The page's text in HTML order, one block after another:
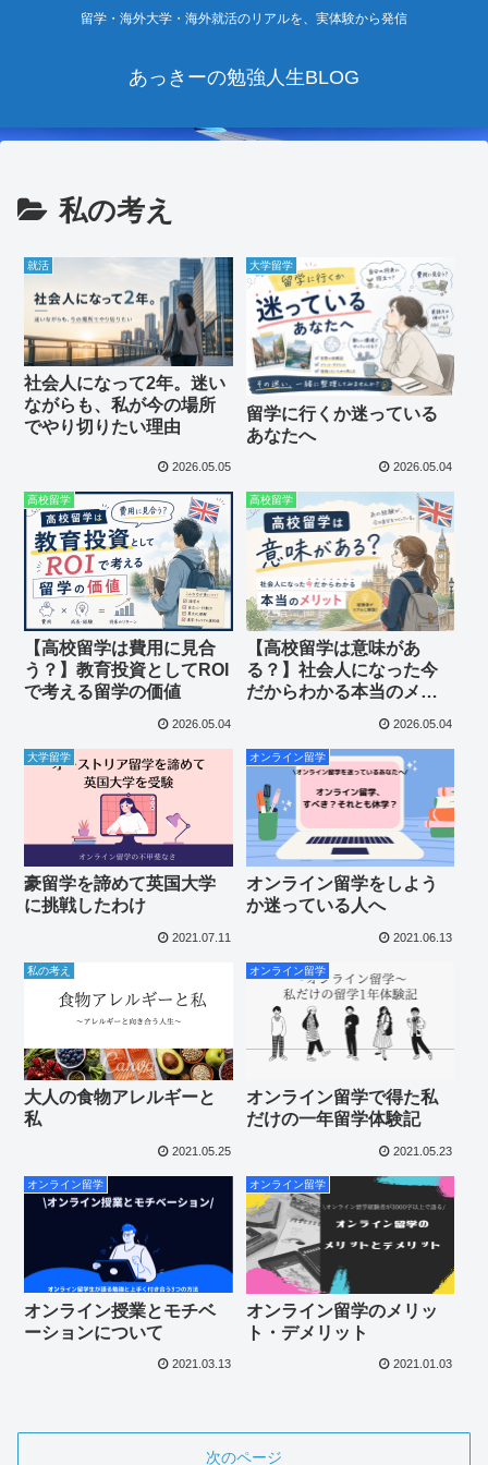
留学・海外大学・海外就活のリアルを、実体験から発信
あっきーの勉強人生BLOG
私の考え
就活
社会人になって2年。迷い
ながらも、私が今の場所
でやり切りたい理由
2026.05.05
大学留学
留学に行くか迷っている
あなたへ
2026.05.04
高校留学
【高校留学は費用に見合
う？】教育投資としてROI
で考える留学の価値
2026.05.04
高校留学
【高校留学は意味があ
る？】社会人になった今
だからわかる本当のメリ
2026.05.04
大学留学
豪留学を諦めて英国大学
に挑戦したわけ
2021.07.11
オンライン留学
オンライン留学をしよう
か迷っている人へ
2021.06.13
私の考え
大人の食物アレルギーと
私
2021.05.25
オンライン留学
オンライン留学で得た私
だけの一年留学体験記
2021.05.23
オンライン留学
オンライン授業とモチベ
ーションについて
2021.03.13
オンライン留学
オンライン留学のメリッ
ト・デメリット
2021.01.03
次のページ